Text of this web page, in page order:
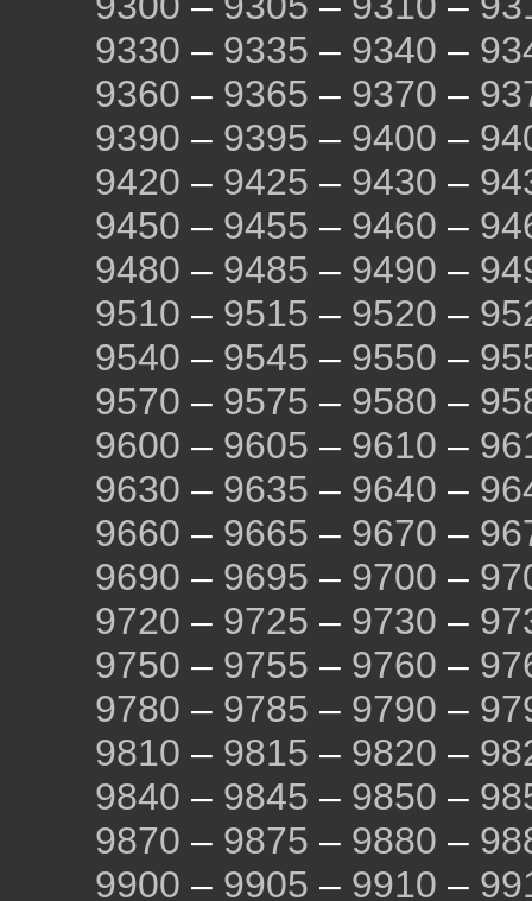
9330 – 9335 – 9340 –
9360 – 9365 – 9370 –
9390 – 9395 – 9400 –
9420 – 9425 – 9430 –
9450 – 9455 – 9460 –
9480 – 9485 – 9490 –
9510 – 9515 – 9520 –
9540 – 9545 – 9550 –
9570 – 9575 – 9580 –
9600 – 9605 – 9610 –
9630 – 9635 – 9640 –
9660 – 9665 – 9670 –
9690 – 9695 – 9700 –
9720 – 9725 – 9730 –
9750 – 9755 – 9760 –
9780 – 9785 – 9790 –
9810 – 9815 – 9820 –
9840 – 9845 – 9850 –
9870 – 9875 – 9880 –
9900 – 9905 – 9910 –